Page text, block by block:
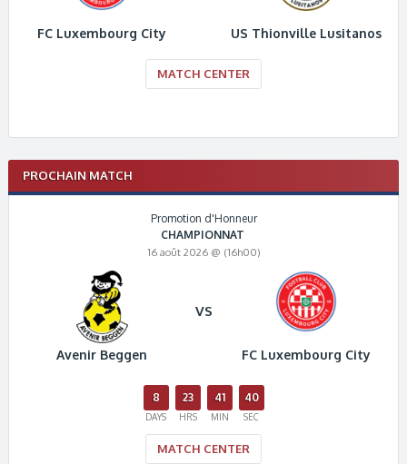
FC Luxembourg City US Thionville Lusitanos
MATCH CENTER
PROCHAIN MATCH
Promotion d'Honneur
CHAMPIONNAT
16 août 2026 @ (16h00)
Avenir Beggen
VS
FC Luxembourg City
8
DAYS
23
HRS
41
MIN
40
SEC
MATCH CENTER